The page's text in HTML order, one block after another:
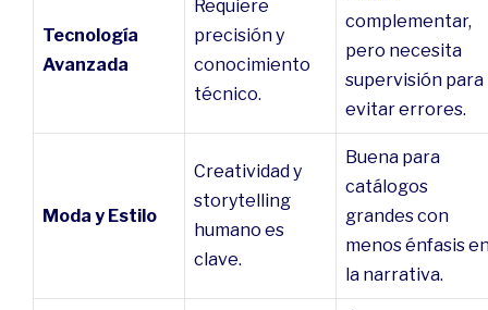
Tecnología
Avanzada
Requiere
precisión y
conocimiento
técnico.
complementar,
pero necesita
supervisión para
evitar errores.
Moda y Estilo
Creatividad y
storytelling
humano es
clave.
Buena para
catálogos
grandes con
menos énfasis
la narrativa.